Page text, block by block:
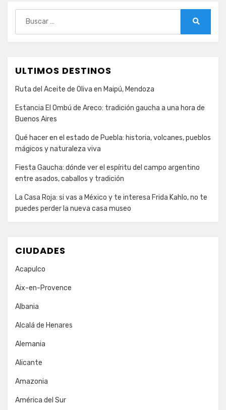
ULTIMOS DESTINOS
Ruta del Aceite de Oliva en Maipú, Mendoza
Estancia El Ombú de Areco: tradición gaucha a una hora de
Buenos Aires
Qué hacer en el estado de Puebla: historia, volcanes, pueblos
mágicos y naturaleza viva
Fiesta Gaucha: dónde ver el espíritu del campo argentino
entre asados, caballos y tradición
La Casa Roja: si vas a México y te interesa Frida Kahlo, no te
puedes perder la nueva casa museo
CIUDADES
Acapulco
Aix-en-Provence
Albania
Alcalá de Henares
Alemania
Alicante
Amazonia
América del Sur